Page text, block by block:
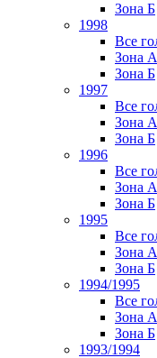
Зона Б
1998
Все
Зона А
Зона Б
1997
Все
Зона А
Зона Б
1996
Все
Зона А
Зона Б
1995
Все
Зона А
Зона Б
1994/1995
Все
Зона А
Зона Б
1993/1994